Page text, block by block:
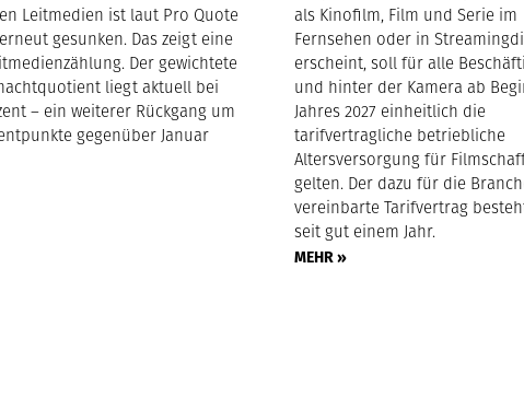
Leitmedien ist laut Pro Quote
gesunken. Das zeigt eine
Der gewichtete
liegt aktuell bei
– ein weiterer Rückgang um
gegenüber Januar
als Kinofilm, Film und Serie im
Fernsehen oder in
erscheint, soll für alle
und hinter der Kamera ab
Jahres 2027 einheitlich die
tarifvertragliche betriebliche
Altersversorgung für
gelten. Der dazu für die
vereinbarte Tarifvertrag
seit gut einem Jahr.
MEHR »